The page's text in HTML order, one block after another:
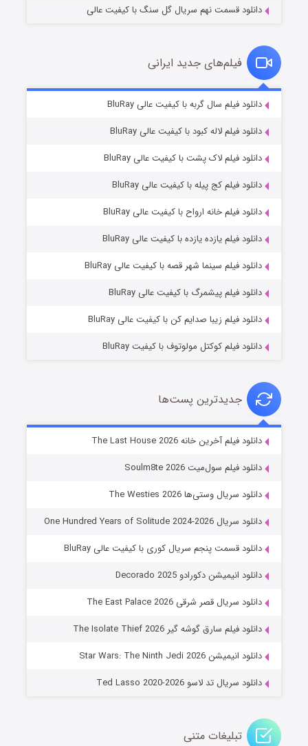
قسمت۷ (زیرنویس) منتشر شد
خاندان اژدها فصل ۳
جادوگری در مغولستان
قسمت۱۴ (زیرنویس) منتشر شد
دانلود قسمت نهم سریال گل سنگ با کیفیت عالی
فیلم‌های جدید ایرانی
دانلود فیلم سال گربه با کیفیت عالی BluRay
دانلود فیلم لاله کبود با کیفیت عالی BluRay
دانلود فیلم لاک پشت با کیفیت عالی BluRay
دانلود فیلم کج‌ پیله با کیفیت عالی BluRay
دانلود فیلم خانه ارواح با کیفیت عالی BluRay
دانلود فیلم یازده یازده با کیفیت عالی BluRay
دانلود فیلم سینما شهر قصه با کیفیت عالی BluRay
دانلود فیلم پیشمرگ با کیفیت عالی BluRay
دانلود فیلم زیبا صدایم کن با کیفیت عالی BluRay
دانلود فیلم کوکتل مولوتوف با کیفیت BluRay
جدیدترین پست‌ها
دانلود فیلم آخرین خانه The Last House 2026
دانلود فیلم سول‌میت Soulm8te 2026
دانلود سریال وستی‌ها The Westies 2026
دانلود سریال One Hundred Years of Solitude 2024-2026
دانلود قسمت پنجم سریال کوری با کیفیت عالی BluRay
دانلود انیمیشن دکورادو Decorado 2025
دانلود سریال قصر شرقی The East Palace 2026
دانلود فیلم سارق گوشه گیر The Isolate Thief 2026
دانلود انیمیشن Star Wars: The Ninth Jedi 2026
دانلود سریال تد لاسو Ted Lasso 2020-2026
تبلیغات متنی